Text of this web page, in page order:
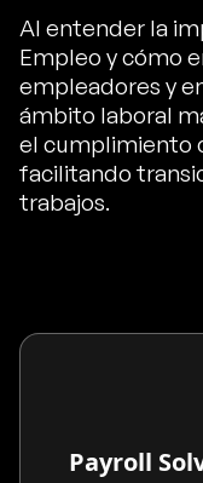
Al entender la
Empleo y cómo
empleadores y
ámbito laboral
el cumplimiento
facilitando
trabajos.
Payroll